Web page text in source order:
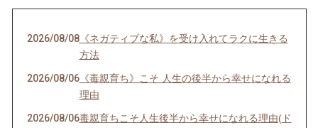
2026/08/08《ネガティブな私》を受け入れてラクに生きる
方法
2026/08/06《毒親育ち》こそ 人生の後半から幸せになれる
理由
2026/08/06毒親育ちこそ人生後半から幸せになれる理由(ド